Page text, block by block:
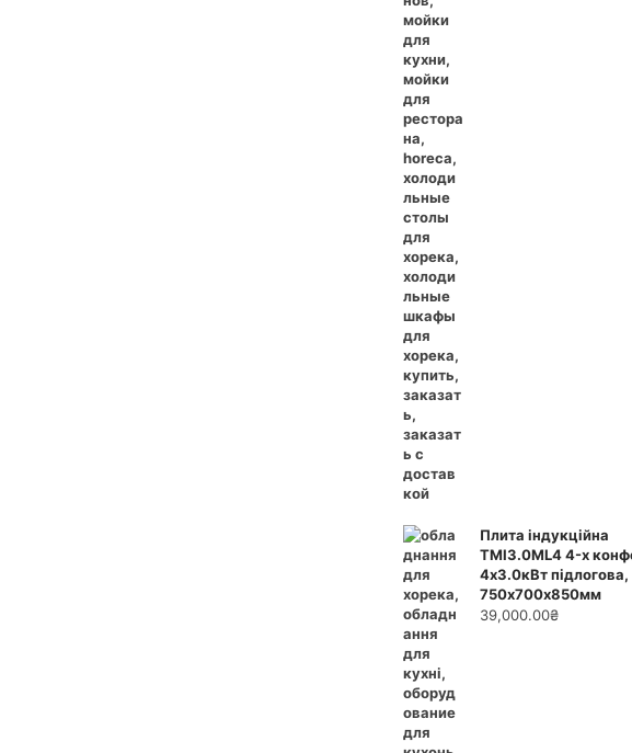
Плита індукційна
ТМІ3.0ML4 4-х
4х3.0кВт підлогова,
750х700х850мм
39,000.00₴